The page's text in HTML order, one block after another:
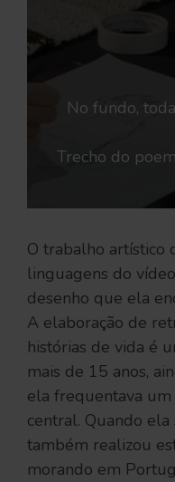
No fundo,
Trecho do
O trabalho artístico
linguagens do
desenho que ela
A elaboração de
histórias de vida é
mais de 15 anos,
ela frequentava
central. Quando
também realizou
morando em